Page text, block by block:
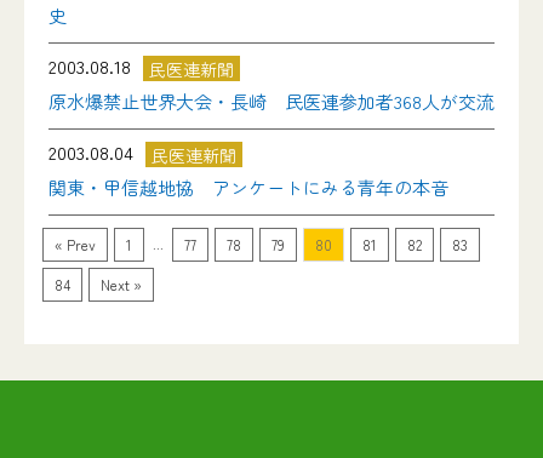
史
2003.08.18
民医連新聞
原水爆禁止世界大会・長崎 民医連参加者368人が交流
2003.08.04
民医連新聞
関東・甲信越地協 アンケートにみる青年の本音
« Prev 1 77 78 79 80 81 82
83
84
Next »